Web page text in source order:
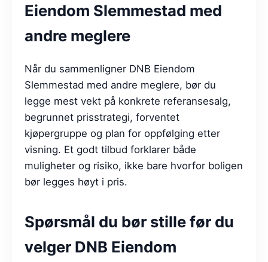
Eiendom Slemmestad med
andre meglere
Når du sammenligner DNB Eiendom
Slemmestad med andre meglere, bør du
legge mest vekt på konkrete referansesalg,
begrunnet prisstrategi, forventet
kjøpergruppe og plan for oppfølging etter
visning. Et godt tilbud forklarer både
muligheter og risiko, ikke bare hvorfor boligen
bør legges høyt i pris.
Spørsmål du bør stille før du
velger DNB Eiendom